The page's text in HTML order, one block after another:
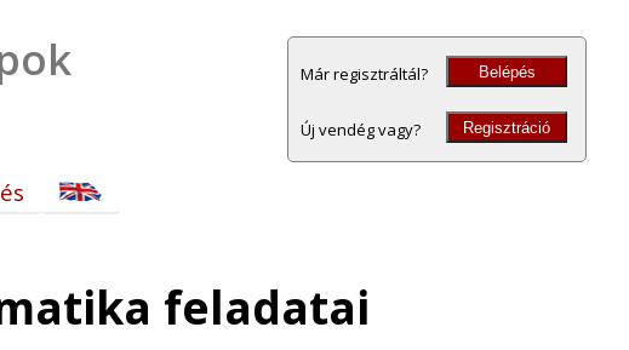
Már regisztráltál? Belépés
Új vendég vagy? Regisztráció
feladatai